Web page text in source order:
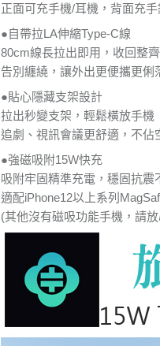
正面可充手機/耳機，背面充
●自帶拉LA伸縮Type-C線
80cm線長拉出即用，收回整
告別纏繞，讓外出更便攜更俐
●貼心隱藏支架設計
拉出秒變支架，輕鬆橫放手機
追劇、視訊會議更舒適，不
●強磁吸附15W快充
吸附牢固精準充電，穩固抗震
適配iPhone12以上系列
(其他沒有磁吸功能手機，請